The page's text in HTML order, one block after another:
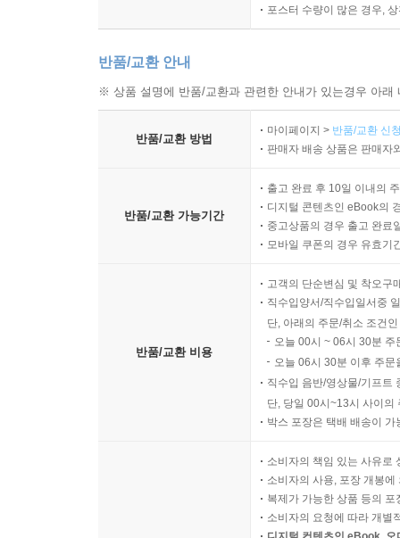
포스터 수량이 많은 경우,
반품/교환 안내
※ 상품 설명에 반품/교환과 관련한 안내가 있는경우 아
반품/교환 방법
마이페이지 > 반품/교환 신
판매자 배송 상품은 판매자
반품/교환 가능기간
출고 완료 후 10일 이내의
디지털 콘텐츠인 eBook의
중고상품의 경우 출고 완료
모바일 쿠폰의 경우 유효기
반품/교환 비용
고객의 단순변심 및 착오구
직수입양서/직수입일서중
단, 아래의 주문/취소 조건
오늘 00시 ~ 06시 30분
오늘 06시 30분 이후 주
직수입 음반/영상물/기프트
단, 당일 00시~13시 사이의
박스 포장은 택배 배송이
소비자의 책임 있는 사유로
소비자의 사용, 포장 개봉
복제가 가능한 상품 등의
소비자의 요청에 따라 개별